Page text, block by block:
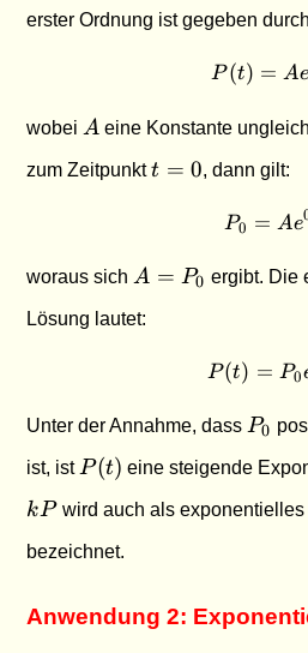
erster Ordnung ist gegeben
P (t) = Ae
wobei A
A eine Konstante
zum Zeitpunktt
t = 0, dann gilt:
P_0
P0 = Ae
woraus sich A
P_0
A = P0 ergibt. Die
Lösung lautet:
P(t) = P0
Unter der Annahme, dassP_0
P0
ist, istP(t)
P(t) eine steigende
kPwird auch als exponentielles
bezeichnet.
Anwendung 2: